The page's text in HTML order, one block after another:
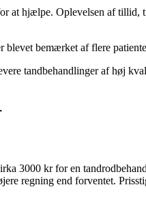
at hjælpe. Oplevelsen af tillid,
bemærket af flere
tandbehandlinger af høj
3000 kr for en
regning end forventet.